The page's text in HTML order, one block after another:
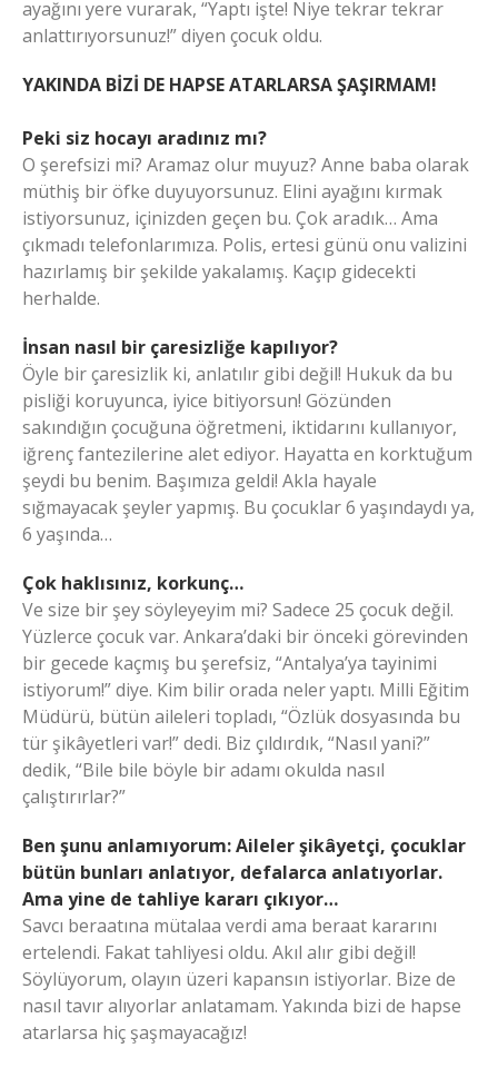
ayağını yere vurarak, “Yaptı işte! Niye tekrar tekrar
anlattırıyorsunuz!” diyen çocuk oldu.
YAKINDA BİZİ DE HAPSE ATARLARSA ŞAŞIRMAM!
Peki siz hocayı aradınız mı?
O şerefsizi mi? Aramaz olur muyuz? Anne baba olarak
müthiş bir öfke duyuyorsunuz. Elini ayağını kırmak
istiyorsunuz, içinizden geçen bu. Çok aradık… Ama
çıkmadı telefonlarımıza. Polis, ertesi günü onu valizini
hazırlamış bir şekilde yakalamış. Kaçıp gidecekti
herhalde.
İnsan nasıl bir çaresizliğe kapılıyor?
Öyle bir çaresizlik ki, anlatılır gibi değil! Hukuk da bu
pisliği koruyunca, iyice bitiyorsun! Gözünden
sakındığın çocuğuna öğretmeni, iktidarını kullanıyor,
iğrenç fantezilerine alet ediyor. Hayatta en korktuğum
şeydi bu benim. Başımıza geldi! Akla hayale
sığmayacak şeyler yapmış. Bu çocuklar 6 yaşındaydı ya,
6 yaşında…
Çok haklısınız, korkunç…
Ve size bir şey söyleyeyim mi? Sadece 25 çocuk değil.
Yüzlerce çocuk var. Ankara’daki bir önceki görevinden
bir gecede kaçmış bu şerefsiz, “Antalya’ya tayinimi
istiyorum!” diye. Kim bilir orada neler yaptı. Milli Eğitim
Müdürü, bütün aileleri topladı, “Özlük dosyasında bu
tür şikâyetleri var!” dedi. Biz çıldırdık, “Nasıl yani?”
dedik, “Bile bile böyle bir adamı okulda nasıl
çalıştırırlar?”
Ben şunu anlamıyorum: Aileler şikâyetçi, çocuklar
bütün bunları anlatıyor, defalarca anlatıyorlar.
Ama yine de tahliye kararı çıkıyor…
Savcı beraatına mütalaa verdi ama beraat kararını
ertelendi. Fakat tahliyesi oldu. Akıl alır gibi değil!
Söylüyorum, olayın üzeri kapansın istiyorlar. Bize de
nasıl tavır alıyorlar anlatamam. Yakında bizi de hapse
atarlarsa hiç şaşmayacağız!